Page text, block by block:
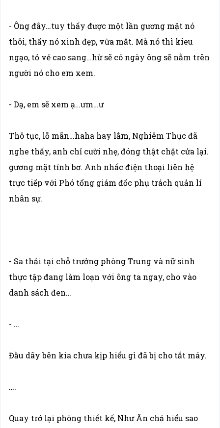
- Ông đây…tuy thấy được một lần gương mặt nó
thôi, thấy nó xinh đẹp, vừa mắt. Mà nó thì kieu
ngạo, tỏ vẻ cao sang…hừ sẽ có ngày ông sẽ nằm trên
người nó cho em xem.
- Dạ, em sẽ xem ạ…ưm…ư
Thô tục, lỗ mãn…haha hay lắm, Nghiêm Thục đã
nghe thấy, anh chỉ cười nhẹ, đóng thật chặt cửa lại.
gương mặt tỉnh bơ. Anh nhấc điện thoại liên hệ
trực tiếp với Phó tổng giám đốc phụ trách quản lí
nhân sự.
- Sa thải tại chỗ trưởng phòng Trung và nữ sinh
thực tập đang làm loạn với ông ta ngay, cho vào
danh sách đen…
- …
Đầu dây bên kia chưa kịp hiểu gì đã bị cho tắt máy.
….
Quay trở lại phòng thiết kế, Như Ân chả hiểu sao